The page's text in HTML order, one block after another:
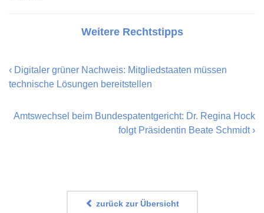
Weitere Rechtstipps
‹ Digitaler grüner Nachweis: Mitgliedstaaten müssen
technische Lösungen bereitstellen
Amtswechsel beim Bundespatentgericht: Dr. Regina Hock
folgt Präsidentin Beate Schmidt›
zurück zur Übersicht